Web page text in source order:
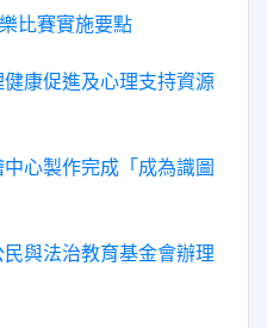
比賽實施要點
康促進及心理支持資源
心製作完成「成為識圖
與法治教育基金會辦理